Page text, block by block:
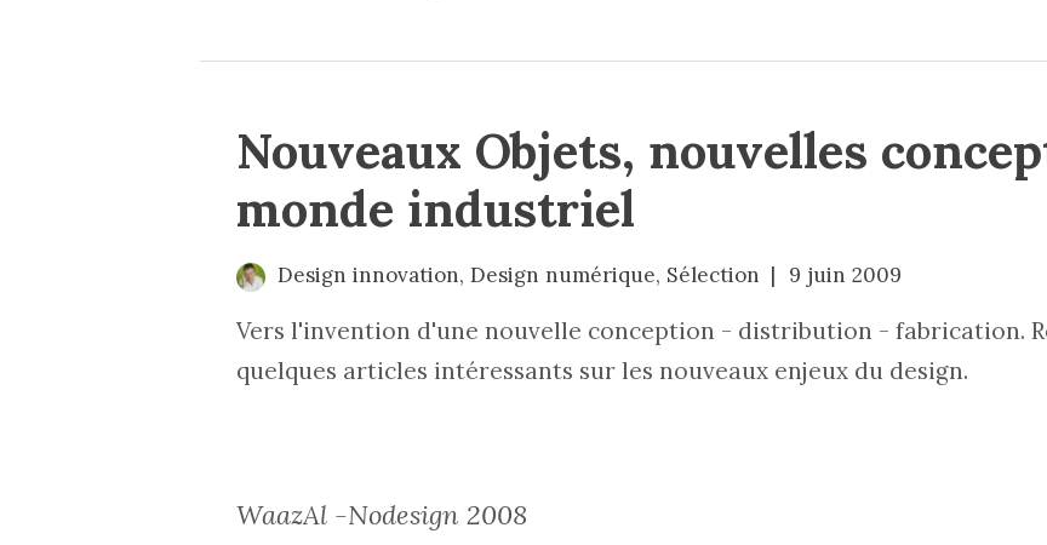
Nouveaux Objets, nouvelles
monde industriel
Design innovation,Design numérique, Sélection 9 juin 2009
Vers l'invention d'une nouvelle conception - distribution - fabrication.
quelques articles intéressants sur les nouveaux enjeux du design.
WaazAl -Nodesign 2008